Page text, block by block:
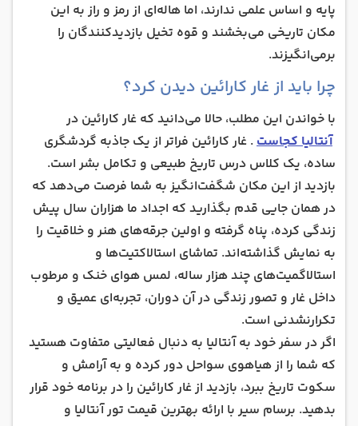
پایه و اساس علمی ندارند، اما هاله‌ای از رمز و راز به این
مکان تاریخی می‌بخشند و قوه تخیل بازدیدکنندگان را
برمی‌انگیزند.
چرا باید از غار کارائین دیدن کرد؟
با خواندن این مطلب، حالا می‌دانید که غار کارائین در
آنتالیا کجاست. غار کارائین فراتر از یک جاذبه گردشگری
ساده، یک کلاس درس تاریخ طبیعی و تکامل بشر است.
بازدید از این مکان شگفت‌انگیز به شما فرصت می‌دهد که
در همان جایی قدم بگذارید که اجداد ما هزاران سال پیش
زندگی کرده، پناه گرفته و اولین جرقه‌های هنر و خلاقیت را
به نمایش گذاشته‌اند. تماشای استالاکتیت‌ها و
استالاگمیت‌های چند هزار ساله، لمس هوای خنک و مرطوب
داخل غار و تصور زندگی در آن دوران، تجربه‌ای عمیق و
تکرارنشدنی است.
اگر در سفر خود به آنتالیا به دنبال فعالیتی متفاوت هستید
که شما را از هیاهوی سواحل دور کرده و به آرامش و
سکوت تاریخ ببرد، بازدید از غار کارائین را در برنامه خود قرار
بدهید. برسام سیر با ارائه بهترین قیمت تور آنتالیا و